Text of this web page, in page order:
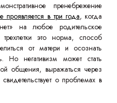
пренебрежение
проявляется в три года, когда
на любое родительское
это норма, способ
от матери и осознать
Но негативизм может стать
общения, выражаться через
о проблемах в